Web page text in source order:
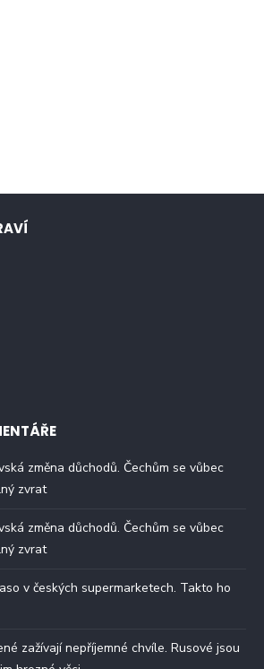
změna důchodů. Čechům se vůbec
zvrat
změna důchodů. Čechům se vůbec
zvrat
v českých supermarketech. Takto ho
zažívají nepříjemné chvíle. Rusové jsou